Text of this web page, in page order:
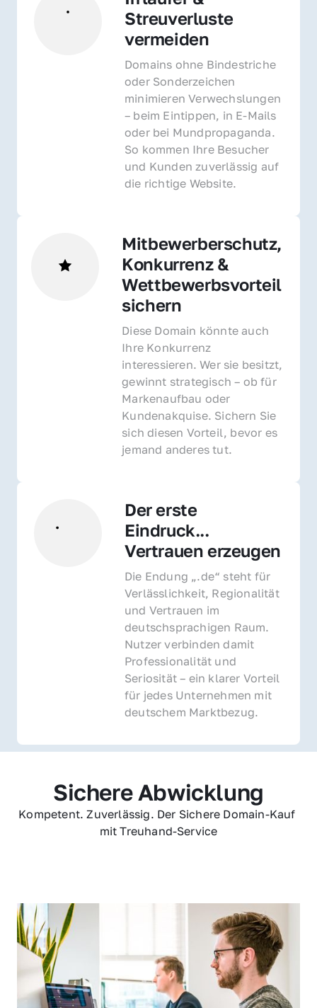
Streuverluste
vermeiden
Domains ohne Bindestriche
oder Sonderzeichen
minimieren Verwechslungen
– beim Eintippen, in E-Mails
oder bei Mundpropaganda.
So kommen Ihre Besucher
und Kunden zuverlässig auf
die richtige Website.
Mitbewerberschutz,
Konkurrenz &
Wettbewerbsvorteil
sichern
Diese Domain könnte auch
Ihre Konkurrenz
interessieren. Wer sie besitzt,
gewinnt strategisch – ob für
Markenaufbau oder
Kundenakquise. Sichern Sie
sich diesen Vorteil, bevor es
jemand anderes tut.
Der erste
Eindruck...
Vertrauen erzeugen
Die Endung „.de“ steht für
Verlässlichkeit, Regionalität
und Vertrauen im
deutschsprachigen Raum.
Nutzer verbinden damit
Professionalität und
Seriosität – ein klarer Vorteil
für jedes Unternehmen mit
deutschem Marktbezug.
Sichere Abwicklung
Kompetent. Zuverlässig. Der Sichere Domain-Kauf
mit Treuhand-Service